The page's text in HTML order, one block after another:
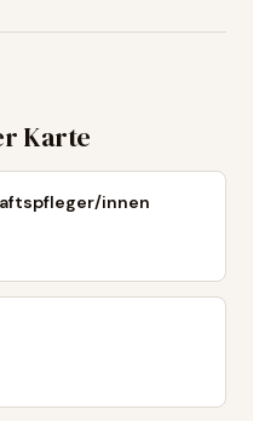
Karte
innen